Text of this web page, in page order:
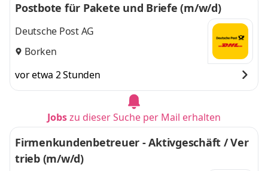
Postbote für Pakete und Briefe (m/w/d)
Deutsche Post AG
Borken
vor etwa 2 Stunden
Jobszu dieser Suche per Mail erhalten
Firmenkundenbetreuer - Aktivgeschäft / Ver
trieb (m/w/d)